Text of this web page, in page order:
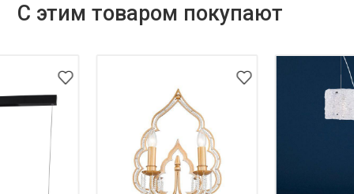
С этим товаром покупают